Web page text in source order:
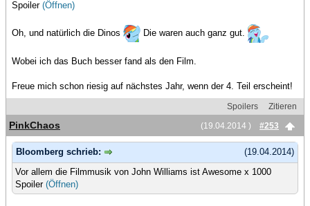
Spoiler (Öffnen)
Oh, und natürlich die Dinos Die waren auch ganz gut.
Wobei ich das Buch besser fand als den Film.
Freue mich schon riesig auf nächstes Jahr, wenn der 4. Teil erscheint!
Spoilers
Zitieren
(19.04.2014 )
#253
PinkChaos
(19.04.2014)
Bloomberg schrieb:
Vor allem die Filmmusik von John Williams ist Awesome x 1000
Spoiler (Öffnen)